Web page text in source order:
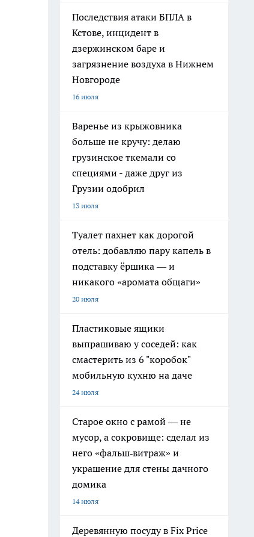
Последствия атаки БПЛА в
Кстове, инцидент в
дзержинском баре и
загрязнение воздуха в Нижнем
Новгороде
16 июля
Варенье из крыжовника
больше не кручу: делаю
грузинское ткемали со
специями - даже друг из
Грузии одобрил
13 июля
Туалет пахнет как дорогой
отель: добавляю пару капель в
подставку ёршика — и
никакого «аромата общаги»
20 июля
Пластиковые ящики
выпрашиваю у соседей: как
смастерить из 6 "коробок"
мобильную кухню на даче
24 июля
Старое окно с рамой — не
мусор, а сокровище: сделал из
него «фальш‑витраж» и
украшение для стены дачного
домика
14 июля
Деревянную посуду в Fix Price